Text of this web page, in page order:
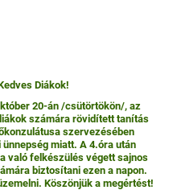
Diákok!
20-án /csütörtökön/, az
számára rövidített tanítás
szervezésében
miatt. A 4.óra után
való felkészülés végett sajnos
biztosítani ezen a napon.
Köszönjük a megértést!